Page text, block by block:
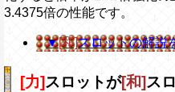
3.4375倍の性能です。
▼[和]スロットの解説
[力]スロットが[和]ス